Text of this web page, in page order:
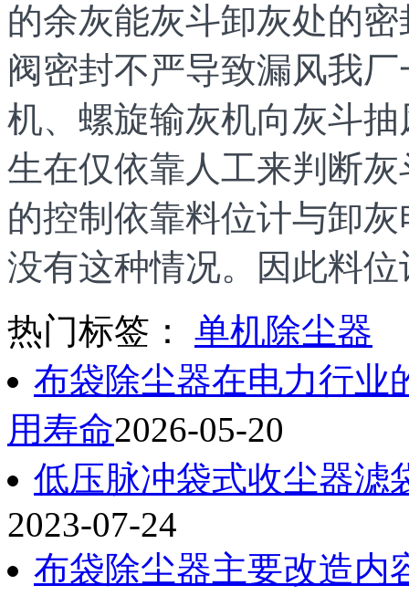
的余灰能灰斗卸灰处的
阀密封不严导致漏风我
机、螺旋输灰机向灰斗
生在仅依靠人工来判断
的控制依靠料位计与卸
没有这种情况。因此料
热门标签： 单机除尘器
布袋除尘器在电力行业
用寿命2026-05-20
低压脉冲袋式收尘器滤
2023-07-24
布袋除尘器主要改造内